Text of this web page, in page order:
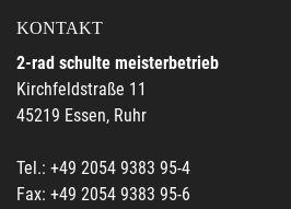
KONTAKT
2-rad schulte meisterbetrieb
Kirchfeldstraße 11
45219 Essen, Ruhr
Tel.: +49 2054 9383 95-4
Fax: +49 2054 9383 95-6